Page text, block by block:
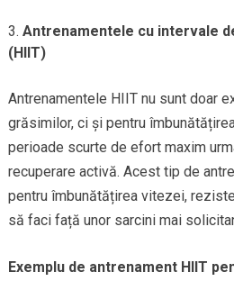
Antrenamentele cu intervale
(HIIT)
Antrenamentele HIIT nu sunt doar
grăsimilor, ci și pentru
perioade scurte de efort maxim
recuperare activă. Acest tip de
pentru îmbunătățirea vitezei,
să faci față unor sarcini mai
Exemplu de antrenament HIIT